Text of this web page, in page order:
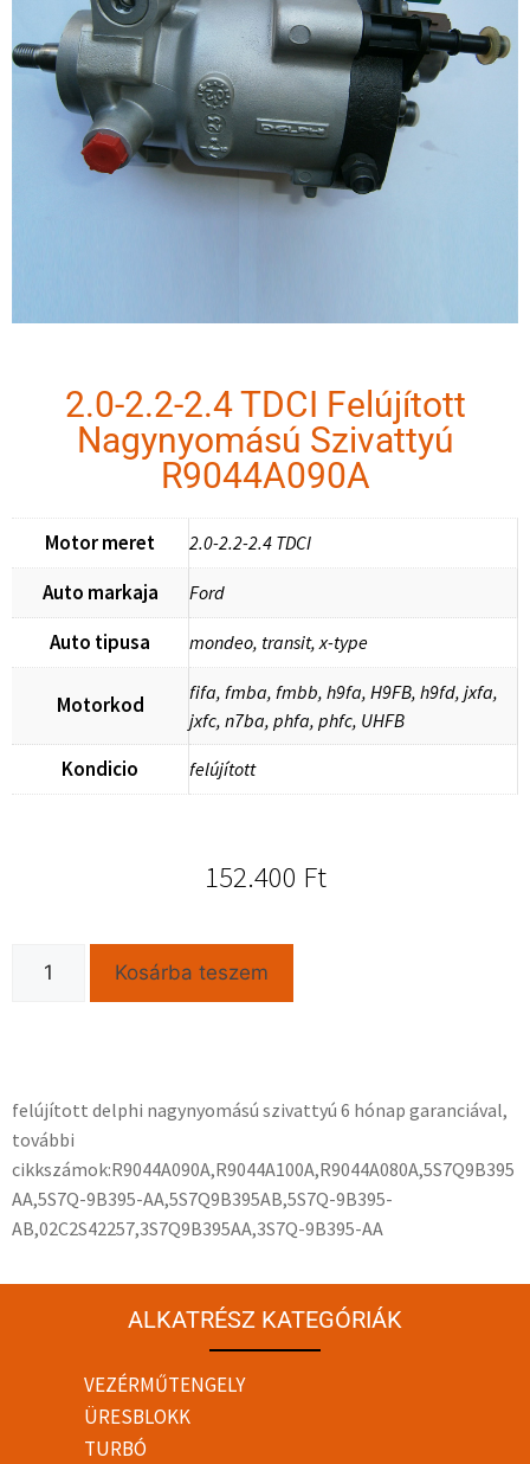
2.0-2.2-2.4 TDCI Felújított
Nagynyomású Szivattyú
R9044A090A
Motor meret 2.0-2.2-2.4 TDCI
Auto markaja Ford
Auto tipusa mondeo, transit, x-type
Motorkod
fifa, fmba, fmbb, h9fa, H9FB, h9fd, jxfa,
jxfc, n7ba, phfa, phfc, UHFB
Kondicio felújított
152.400 Ft
Kosárba teszem
felújított delphi nagynyomású szivattyú 6 hónap garanciával,
további
cikkszámok:R9044A090A,R9044A100A,R9044A080A,5S7Q9B395
AA,5S7Q-9B395-AA,5S7Q9B395AB,5S7Q-9B395-
AB,02C2S42257,3S7Q9B395AA,3S7Q-9B395-AA
ALKATRÉSZ KATEGÓRIÁK
VEZÉRMŰTENGELY
ÜRESBLOKK
TURBÓ